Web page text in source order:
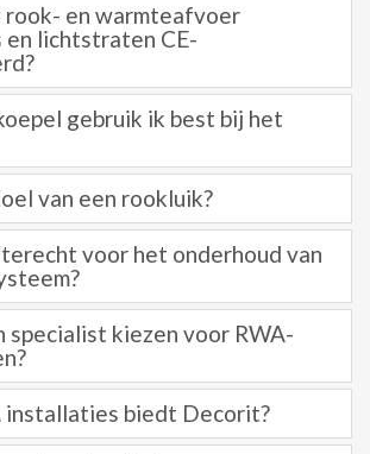
en warmteafvoer
en lichtstraten CE-
gebruik ik best bij het
van een rookluik?
voor het onderhoud van
specialist kiezen voor RWA-
installaties biedt Decorit?